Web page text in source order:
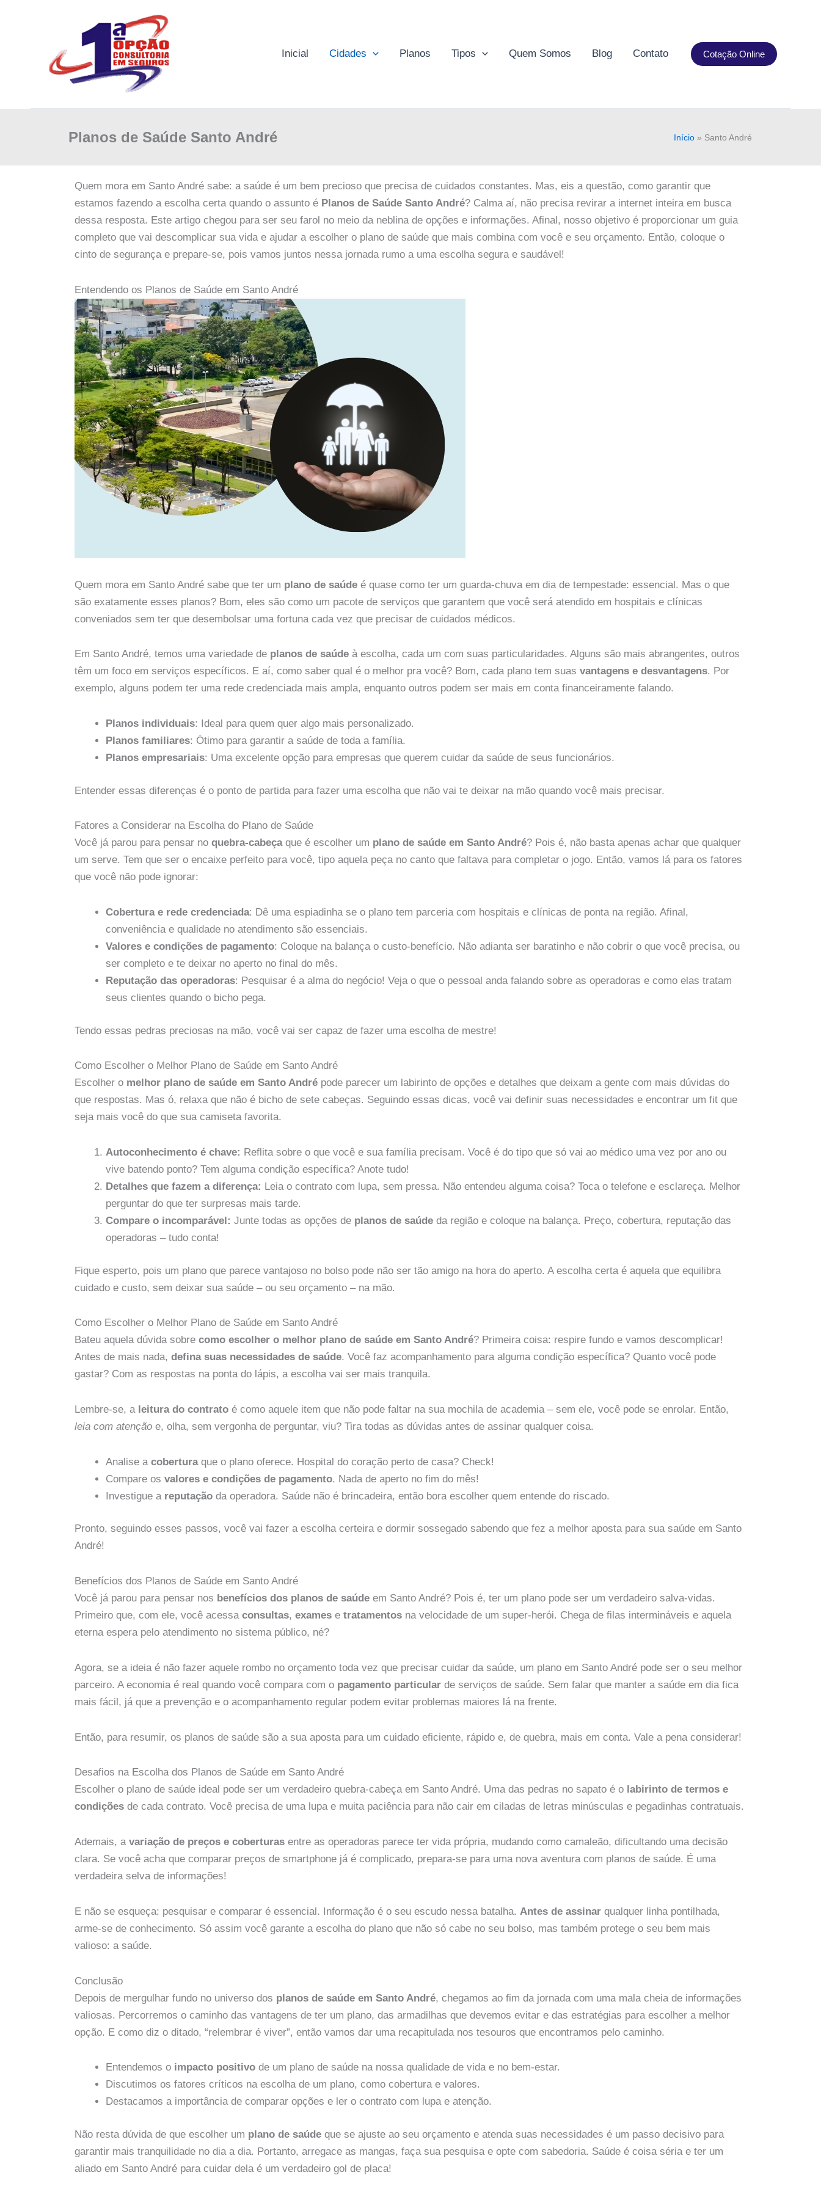
Inicial Cidades Planos Tipos Quem Somos Blog Contato Cotação Online
Planos de Saúde Santo André Início » Santo André
Quem mora em Santo André sabe: a saúde é um bem precioso que precisa de cuidados constantes. Mas, eis a questão, como garantir que
estamos fazendo a escolha certa quando o assunto é Planos de Saúde Santo André? Calma aí, não precisa revirar a internet inteira em busca
dessa resposta. Este artigo chegou para ser seu farol no meio da neblina de opções e informações. Afinal, nosso objetivo é proporcionar um guia
completo que vai descomplicar sua vida e ajudar a escolher o plano de saúde que mais combina com você e seu orçamento. Então, coloque o
cinto de segurança e prepare-se, pois vamos juntos nessa jornada rumo a uma escolha segura e saudável!
Entendendo os Planos de Saúde em Santo André
Quem mora em Santo André sabe que ter um plano de saúde é quase como ter um guarda-chuva em dia de tempestade: essencial. Mas o que
são exatamente esses planos? Bom, eles são como um pacote de serviços que garantem que você será atendido em hospitais e clínicas
conveniados sem ter que desembolsar uma fortuna cada vez que precisar de cuidados médicos.
Em Santo André, temos uma variedade de planos de saúde à escolha, cada um com suas particularidades. Alguns são mais abrangentes, outros
têm um foco em serviços específicos. E aí, como saber qual é o melhor pra você? Bom, cada plano tem suas vantagens e desvantagens. Por
exemplo, alguns podem ter uma rede credenciada mais ampla, enquanto outros podem ser mais em conta financeiramente falando.
Planos individuais: Ideal para quem quer algo mais personalizado.
Planos familiares: Ótimo para garantir a saúde de toda a família.
Planos empresariais: Uma excelente opção para empresas que querem cuidar da saúde de seus funcionários.
Entender essas diferenças é o ponto de partida para fazer uma escolha que não vai te deixar na mão quando você mais precisar.
Fatores a Considerar na Escolha do Plano de Saúde
Você já parou para pensar no quebra-cabeçaque é escolher um plano de saúde em Santo André? Pois é, não basta apenas achar que qualquer
um serve. Tem que ser o encaixe perfeito para você, tipo aquela peça no canto que faltava para completar o jogo. Então, vamos lá para os fatores
que você não pode ignorar:
Cobertura e rede credenciada: Dê uma espiadinha se o plano tem parceria com hospitais e clínicas de ponta na região. Afinal,
conveniência e qualidade no atendimento são essenciais.
Valores e condições de pagamento: Coloque na balança o custo-benefício. Não adianta ser baratinho e não cobrir o que você precisa, ou
ser completo e te deixar no aperto no final do mês.
Reputação das operadoras: Pesquisar é a alma do negócio! Veja o que o pessoal anda falando sobre as operadoras e como elas tratam
seus clientes quando o bicho pega.
Tendo essas pedras preciosas na mão, você vai ser capaz de fazer uma escolha de mestre!
Como Escolher o Melhor Plano de Saúde em Santo André
Escolher o melhor plano de saúde em Santo André pode parecer um labirinto de opções e detalhes que deixam a gente com mais dúvidas do
que respostas. Mas ó, relaxa que não é bicho de sete cabeças. Seguindo essas dicas, você vai definir suas necessidades e encontrar um fit que
seja mais você do que sua camiseta favorita.
Autoconhecimento é chave: Reflita sobre o que você e sua família precisam. Você é do tipo que só vai ao médico uma vez por ano ou
vive batendo ponto? Tem alguma condição específica? Anote tudo!
Detalhes que fazem a diferença: Leia o contrato com lupa, sem pressa. Não entendeu alguma coisa? Toca o telefone e esclareça. Melhor
perguntar do que ter surpresas mais tarde.
Compare o incomparável: Junte todas as opções de planos de saúde da região e coloque na balança. Preço, cobertura, reputação das
operadoras – tudo conta!
Fique esperto, pois um plano que parece vantajoso no bolso pode não ser tão amigo na hora do aperto. A escolha certa é aquela que equilibra
cuidado e custo, sem deixar sua saúde – ou seu orçamento – na mão.
Como Escolher o Melhor Plano de Saúde em Santo André
Bateu aquela dúvida sobre como escolher o melhor plano de saúde em Santo André? Primeira coisa: respire fundo e vamos descomplicar!
Antes de mais nada, defina suas necessidades de saúde. Você faz acompanhamento para alguma condição específica? Quanto você pode
gastar? Com as respostas na ponta do lápis, a escolha vai ser mais tranquila.
Lembre-se, a leitura do contrato é como aquele item que não pode faltar na sua mochila de academia – sem ele, você pode se enrolar. Então,
leia com atenção e, olha, sem vergonha de perguntar, viu? Tira todas as dúvidas antes de assinar qualquer coisa.
Analise a coberturaque o plano oferece. Hospital do coração perto de casa? Check!
Compare os valores e condições de pagamento. Nada de aperto no fim do mês!
Investigue a reputação da operadora. Saúde não é brincadeira, então bora escolher quem entende do riscado.
Pronto, seguindo esses passos, você vai fazer a escolha certeira e dormir sossegado sabendo que fez a melhor aposta para sua saúde em Santo
André!
Benefícios dos Planos de Saúde em Santo André
Você já parou para pensar nos benefícios dos planos de saúde em Santo André? Pois é, ter um plano pode ser um verdadeiro salva-vidas.
Primeiro que, com ele, você acessa consultas, exames e tratamentos na velocidade de um super-herói. Chega de filas intermináveis e aquela
eterna espera pelo atendimento no sistema público, né?
Agora, se a ideia é não fazer aquele rombo no orçamento toda vez que precisar cuidar da saúde, um plano em Santo André pode ser o seu melhor
parceiro. A economia é real quando você compara com o pagamento particular de serviços de saúde. Sem falar que manter a saúde em dia fica
mais fácil, já que a prevenção e o acompanhamento regular podem evitar problemas maiores lá na frente.
Então, para resumir, os planos de saúde são a sua aposta para um cuidado eficiente, rápido e, de quebra, mais em conta. Vale a pena considerar!
Desafios na Escolha dos Planos de Saúde em Santo André
Escolher o plano de saúde ideal pode ser um verdadeiro quebra-cabeça em Santo André. Uma das pedras no sapato é o labirinto de termos e
condições de cada contrato. Você precisa de uma lupa e muita paciência para não cair em ciladas de letras minúsculas e pegadinhas contratuais.
Ademais, a variação de preços e coberturas entre as operadoras parece ter vida própria, mudando como camaleão, dificultando uma decisão
clara. Se você acha que comparar preços de smartphone já é complicado, prepara-se para uma nova aventura com planos de saúde. É uma
verdadeira selva de informações!
E não se esqueça: pesquisar e comparar é essencial. Informação é o seu escudo nessa batalha. Antes de assinar qualquer linha pontilhada,
arme-se de conhecimento. Só assim você garante a escolha do plano que não só cabe no seu bolso, mas também protege o seu bem mais
valioso: a saúde.
Conclusão
Depois de mergulhar fundo no universo dos planos de saúde em Santo André, chegamos ao fim da jornada com uma mala cheia de informações
valiosas. Percorremos o caminho das vantagens de ter um plano, das armadilhas que devemos evitar e das estratégias para escolher a melhor
opção. E como diz o ditado, “relembrar é viver”, então vamos dar uma recapitulada nos tesouros que encontramos pelo caminho.
Entendemos o impacto positivo de um plano de saúde na nossa qualidade de vida e no bem-estar.
Discutimos os fatores críticos na escolha de um plano, como cobertura e valores.
Destacamos a importância de comparar opções e ler o contrato com lupa e atenção.
Não resta dúvida de que escolher um plano de saúde que se ajuste ao seu orçamento e atenda suas necessidades é um passo decisivo para
garantir mais tranquilidade no dia a dia. Portanto, arregace as mangas, faça sua pesquisa e opte com sabedoria. Saúde é coisa séria e ter um
aliado em Santo André para cuidar dela é um verdadeiro gol de placa!